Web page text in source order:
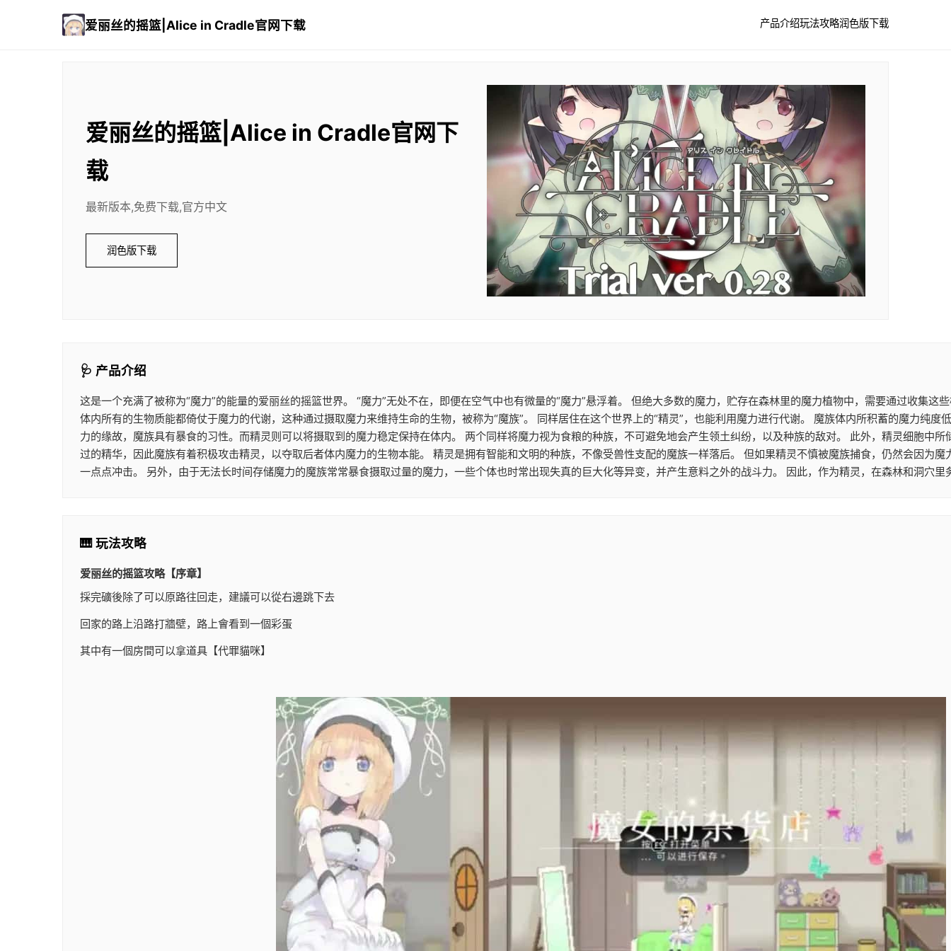
爱丽丝的摇篮|Alice in Cradle官网下载 产品介绍玩法攻略润色版下载
爱丽丝的摇篮|Alice in Cradle官网下
载
最新版本,免费下载,官方中文
润色版下载
🩺 产品介绍
这是一个充满了被称为“魔力”的能量的爱丽丝的摇篮世界。 “魔力”无处不在，即便在空气中也有微量的“魔力”悬浮着。 但绝大多数的魔力，贮存在森林里的魔力植物中，需要通过收集这
体内所有的生物质能都倚仗于魔力的代谢，这种通过摄取魔力来维持生命的生物，被称为“魔族”。 同样居住在这个世界上的“精灵”，也能利用魔力进行代谢。 魔族体内所积蓄的魔力纯度
力的缘故，魔族具有暴食的习性。而精灵则可以将摄取到的魔力稳定保持在体内。 两个同样将魔力视为食粮的种族，不可避免地会产生领土纠纷，以及种族的敌对。 此外，精灵细胞中
过的精华，因此魔族有着积极攻击精灵，以夺取后者体内魔力的生物本能。 精灵是拥有智能和文明的种族，不像受兽性支配的魔族一样落后。 但如果精灵不慎被魔族捕食，仍然会因为
一点点冲击。 另外，由于无法长时间存储魔力的魔族常常暴食摄取过量的魔力，一些个体也时常出现失真的巨大化等异变，并产生意料之外的战斗力。 因此，作为精灵，在森林和洞穴里
🎹 玩法攻略
爱丽丝的摇篮攻略【序章】
採完礦後除了可以原路往回走，建議可以從右邊跳下去
回家的路上沿路打牆壁，路上會看到一個彩蛋
其中有一個房間可以拿道具【代罪貓咪】